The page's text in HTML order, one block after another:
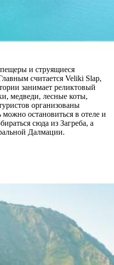
и струящиеся
считается Veliki Slap,
занимает реликтовый
медведи, лесные коты,
организованы
остановиться в отеле и
сюда из Загреба, а
Далмации.